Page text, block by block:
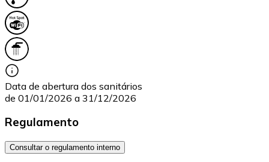
Data de abertura dos sanitários
de 01/01/2026 a 31/12/2026
Regulamento
Consultar o regulamento interno